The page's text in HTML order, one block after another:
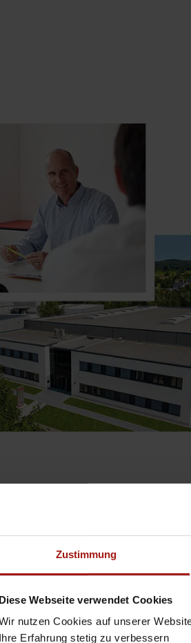
Zustimmung
Diese Webseite verwendet Cookies
nutzen Cookies auf unserer
Ihre Erfahrung stetig zu verbessern
sicher